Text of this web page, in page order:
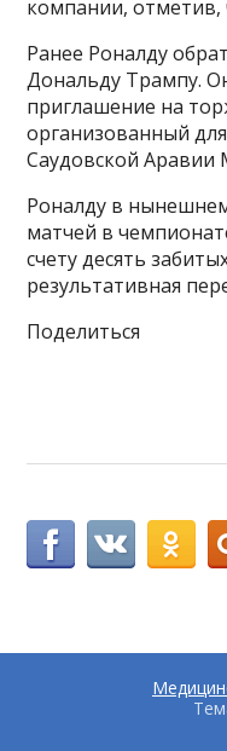
компании,
Ранее Роналду
Дональду Трампу.
приглашение на
организованный
Саудовской Аравии
Роналду в
матчей в
счету десять
результативная
Поделиться